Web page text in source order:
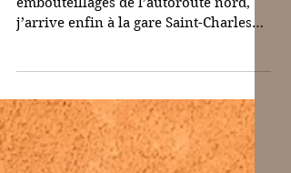
4 oct. 2025
Les campeurs de la
gare Saint-Charles
Hier soir, excédé par les
embouteillages de l’autoroute nord,